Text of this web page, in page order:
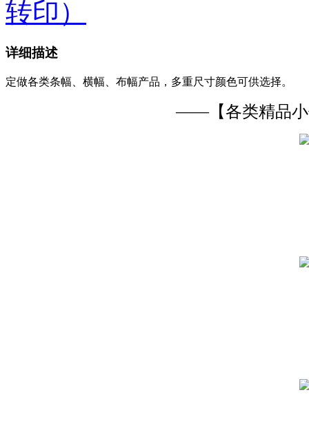
详细描述
定做各类条幅、横幅、布幅产品，多重尺寸颜色可供选择。
——【各类精品